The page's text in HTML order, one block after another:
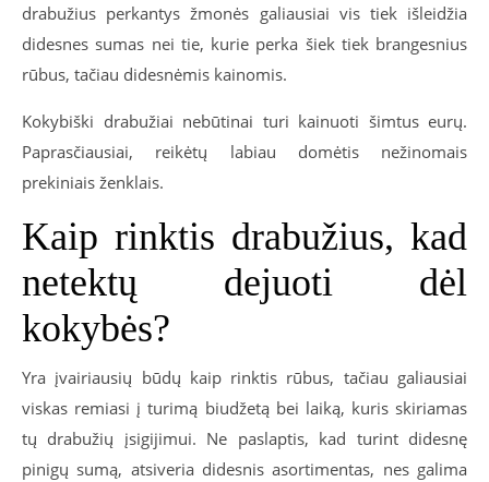
drabužius perkantys žmonės galiausiai vis tiek išleidžia
didesnes sumas nei tie, kurie perka šiek tiek brangesnius
rūbus, tačiau didesnėmis kainomis.
Kokybiški drabužiai nebūtinai turi kainuoti šimtus eurų.
Paprasčiausiai, reikėtų labiau domėtis nežinomais
prekiniais ženklais.
Kaip rinktis drabužius, kad
netektų dejuoti dėl
kokybės?
Yra įvairiausių būdų kaip rinktis rūbus, tačiau galiausiai
viskas remiasi į turimą biudžetą bei laiką, kuris skiriamas
tų drabužių įsigijimui. Ne paslaptis, kad turint didesnę
pinigų sumą, atsiveria didesnis asortimentas, nes galima